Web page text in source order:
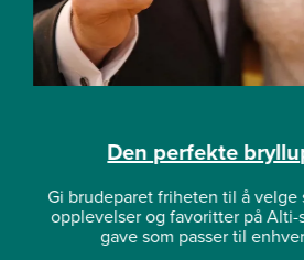
Den perfekte
Gi brudeparet friheten til å
opplevelser og favoritter på Alti-
gave som passer til